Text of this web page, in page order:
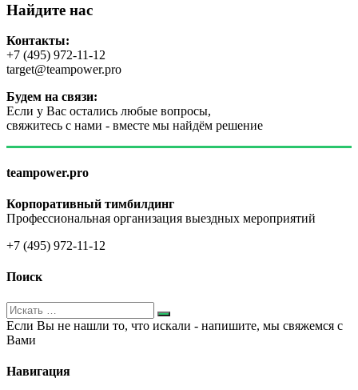
Найдите нас
Контакты:
+7 (495) 972-11-12
target@teampower.pro
Будем на связи:
Если у Вас остались любые вопросы,
свяжитесь с нами - вместе мы найдём решение
teampower.pro
Корпоративный тимбилдинг
Профессиональная организация выездных мероприятий
+7 (495) 972-11-12
Поиск
Если Вы не нашли то, что искали - напишите, мы свяжемся с
Вами
Навигация